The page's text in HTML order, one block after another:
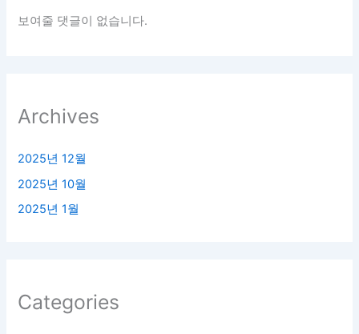
보여줄 댓글이 없습니다.
Archives
2025년 12월
2025년 10월
2025년 1월
Categories